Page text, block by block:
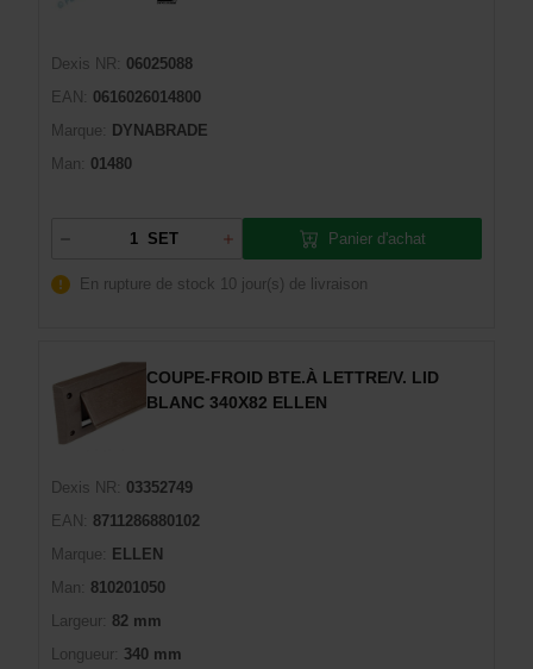
Dexis NR:
06025088
EAN:
0616026014800
Marque:
DYNABRADE
Man:
01480
SET Panier d'achat
En rupture de stock 10 jour(s) de livraison
COUPE-FROID BTE.À LETTRE/V. LID
BLANC 340X82 ELLEN
Dexis NR:
03352749
EAN:
8711286880102
Marque:
ELLEN
Man:
810201050
Largeur: 82 mm
Longueur: 340 mm